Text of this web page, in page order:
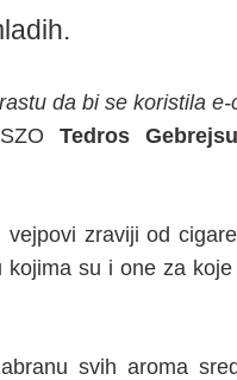
da bi se koristila
Tedros
zraviji od
su i one za
svih aroma